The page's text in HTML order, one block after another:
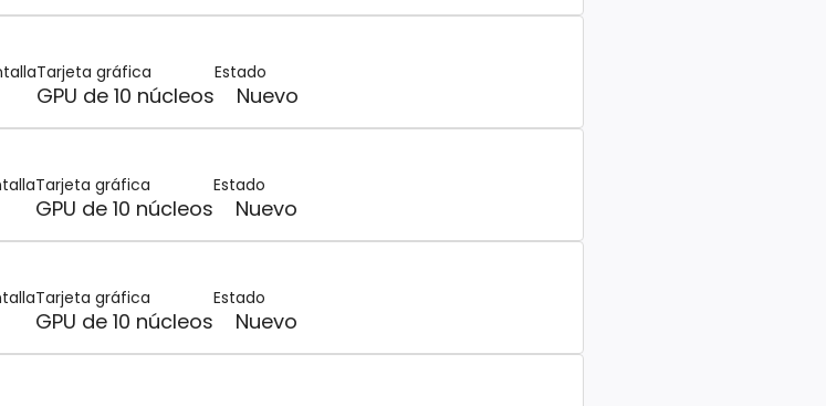
Tarjeta gráfica
GPU de 10 núcleos
Estado
Nuevo
Tarjeta gráfica
GPU de 10 núcleos
Estado
Nuevo
Tarjeta gráfica
GPU de 10 núcleos
Estado
Nuevo